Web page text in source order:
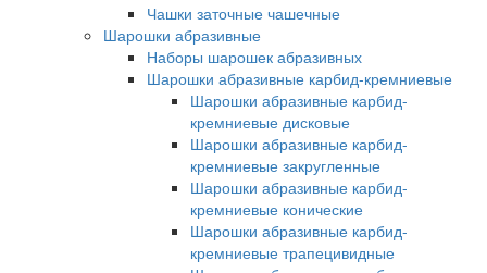
Чашки заточные чашечные
Шарошки абразивные
Наборы шарошек абразивных
Шарошки абразивные карбид-кремниевые
Шарошки абразивные карбид-
кремниевые дисковые
Шарошки абразивные карбид-
кремниевые закругленные
Шарошки абразивные карбид-
кремниевые конические
Шарошки абразивные карбид-
кремниевые трапецивидные